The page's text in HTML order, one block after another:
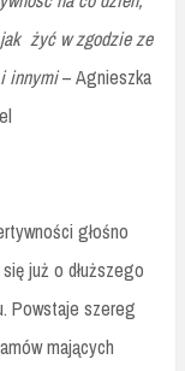
żyć w zgodzie ze
innymi– Agnieszka
głośno
już o dłuższego
Powstaje szereg
mających